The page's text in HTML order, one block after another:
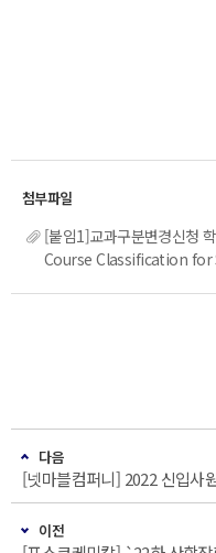
[붙임1]교과구분변경신청
Course Classification
다음
[넷마블컴퍼니] 2022 신입사
이전